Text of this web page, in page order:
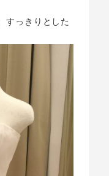
すっきりとした